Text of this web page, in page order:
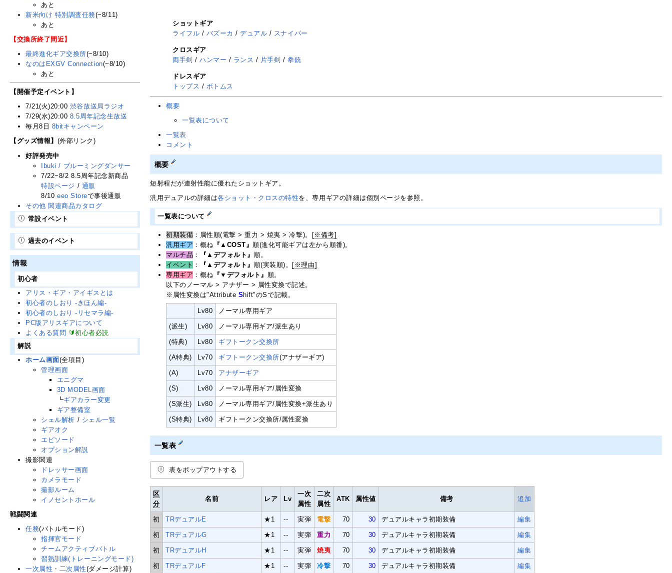
ショットギア
ライフル / バズーカ /デュアル / スナイパー
クロスギア
両手剣 /ハンマー / ランス / 片手剣 /拳銃
ドレスギア
トップス / ボトムス
概要
一覧表について
一覧表
コメント
概要
短射程だが連射性能に優れたショットギア。
汎用デュアルの詳細は各ショット・クロスの特性を、専用ギアの詳細は個別ページを参照。
一覧表について
初期装備 ：属性順(電撃 > 重力 > 焼夷 > 冷撃)。
[※備考]
汎用ギア ：概ね 『▲COST』
順(進化可能ギアは左から順番)。
マルチ品 ： 『▲デフォルト』
順。
イベント ： 『▲デフォルト』 順(実装順)。
[※理由]
専用ギア ：概ね 『▼デフォルト』
順。
以下のノーマル > アナザー > 属性変換で記述。
※属性変換は"Attribute S hift"のSで記載。
Lv80 ノーマル専用ギア
(派生) Lv80 ノーマル専用ギア/派生あり
(特典) Lv80 ギフトークン交換所
(A特典) Lv70 ギフトークン交換所(アナザーギア)
(A) Lv70 アナザーギア
(S) Lv80 ノーマル専用ギア/属性変換
(S派生) Lv80 ノーマル専用ギア/属性変換+派生あり
(S特典) Lv80 ギフトークン交換所/属性変換
一覧表
表をポップアウトする
区
分
名前 レア Lv
一次
属性
二次
属性
ATK 属性値 備考 追加
初 TRデュアルE ★1 -- 実弾 電撃 70 30 デュアルキャラ初期装備 編集
初 TRデュアルG ★1 -- 実弾 重力 70 30 デュアルキャラ初期装備 編集
初 TRデュアルH ★1 -- 実弾 焼夷 70 30 デュアルキャラ初期装備 編集
初 TRデュアルF ★1 -- 実弾 冷撃 70 30 デュアルキャラ初期装備 編集
あと
新米向け 特別調査任務(~8/11)
あと
【交換所終了間近】
最終進化ギア交換所(~8/10)
なのはEXGV Connection(~8/10)
あと
【開催予定イベント】
7/21(火)20:00 渋谷放送局ラジオ
7/29(水)20:00 8.5周年記念生放送
毎月8日 8bitキャンペーン
【グッズ情報】 (外部リンク)
好評発売中
Ibuki / ブルーミングダンサー
7/22~8/2 8.5周年記念新商品
特設ページ / 通販
8/10 eeo Storeで事後通販
その他 関連商品カタログ
常設イベント
過去のイベント
情報
初心者
アリス・ギア・アイギスとは
初心者のしおり -きほん編-
初心者のしおり -リセマラ編-
PC版アリスギアについて
よくある質問 🔰初心者必読
解説
ホーム画面(全項目)
管理画面
エニグマ
3D MODEL画面
┗ギアカラー変更
ギア整備室
シェル解析 / シェル一覧
ギアオク
エピソード
オプション解説
撮影関連
ドレッサー画面
カメラモード
撮影ルーム
イノセントホール
戦闘関連
任務(バトルモード)
指揮官モード
チームアクティブバトル
習熟訓練(トレーニングモード)
一次属性・二次属性(ダメージ計算)